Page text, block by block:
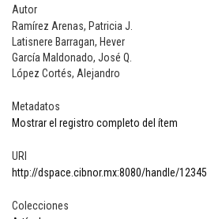
Autor
Ramírez Arenas, Patricia J.
Latisnere Barragan, Hever
García Maldonado, José Q.
López Cortés, Alejandro
Metadatos
Mostrar el registro completo del ítem
URI
http://dspace.cibnor.mx:8080/handle/
Colecciones